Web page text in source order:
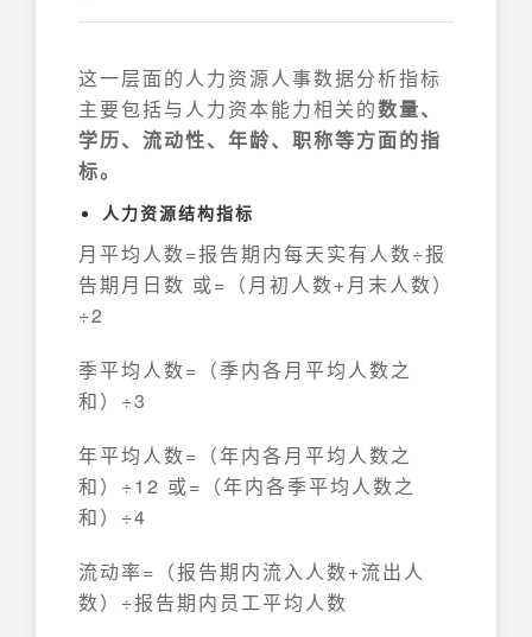
这一层面的人力资源人事数据分析指标
主要包括与人力资本能力相关的数量、
学历、流动性、年龄、职称等方面的指
标。
人力资源结构指标
月平均人数=报告期内每天实有人数÷报
告期月日数 或=（月初人数+月末人数）
÷2
季平均人数=（季内各月平均人数之
和）÷3
年平均人数=（年内各月平均人数之
和）÷12 或=（年内各季平均人数之
和）÷4
流动率=（报告期内流入人数+流出人
数）÷报告期内员工平均人数